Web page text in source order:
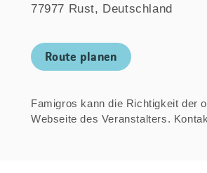
77977 Rust, Deutschland
Route planen
Famigros kann die Richtigkeit der
Webseite des Veranstalters.